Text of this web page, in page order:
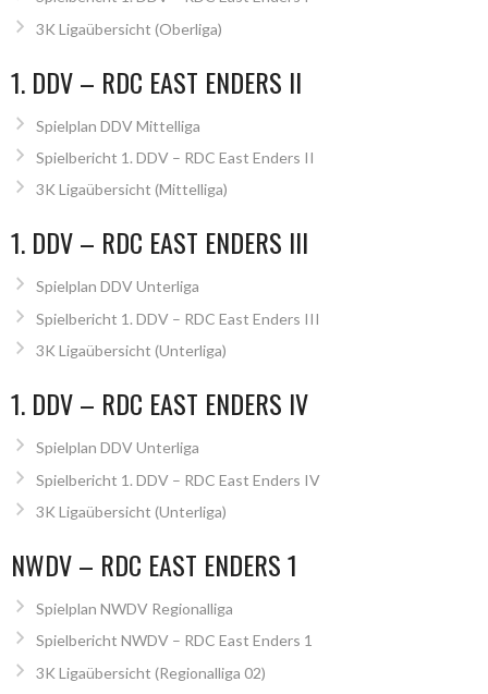
3K Ligaübersicht (Oberliga)
1. DDV – RDC EAST ENDERS II
Spielplan DDV Mittelliga
Spielbericht 1. DDV – RDC East Enders II
3K Ligaübersicht (Mittelliga)
1. DDV – RDC EAST ENDERS III
Spielplan DDV Unterliga
Spielbericht 1. DDV – RDC East Enders III
3K Ligaübersicht (Unterliga)
1. DDV – RDC EAST ENDERS IV
Spielplan DDV Unterliga
Spielbericht 1. DDV – RDC East Enders IV
3K Ligaübersicht (Unterliga)
NWDV – RDC EAST ENDERS 1
Spielplan NWDV Regionalliga
Spielbericht NWDV – RDC East Enders 1
3K Ligaübersicht (Regionalliga 02)